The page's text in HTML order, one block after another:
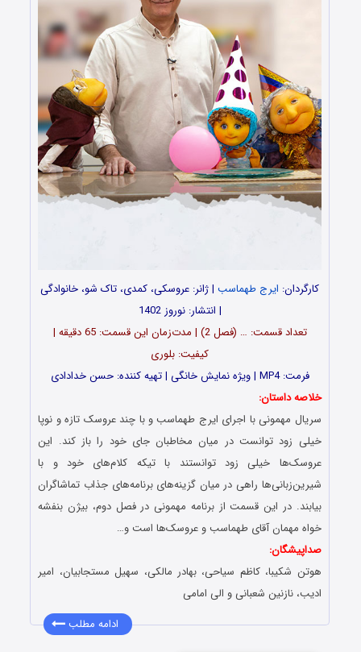
کارگردان: ایرج طهماسب | ژانر: عروسکی، کمدی، تاک شو، خانوادگی
| انتشار: نوروز 1402
تعداد قسمت: … (فصل 2) | مدت‌زمان این قسمت: 65 دقیقه |
کیفیت: بلوری
فرمت: MP4 | ویژه نمایش خانگی | تهیه کننده: حسن خدادادی
خلاصه داستان:
سریال مهمونی با اجرای ایرج طهماسب و با چند عروسک تازه و نوپا
خیلی زود توانست در میان مخاطبان جای خود را باز کند. این
عروسک‌ها خیلی زود توانستند با تیکه کلام‌های خود و با
شیرین‌زبانی‌ها راهی در میان گزینه‌های برنامه‌های جذاب تماشاگران
بیابند. در این قسمت از برنامه مهمونی در فصل دوم، بیژن بنفشه
خواه مهمان آقای طهماسب و عروسک‌ها است و…
صداپیشگان:
هوتن شکیبا، کاظم سیاحى، بهادر مالکى، سهیل مستجابیان، امیر
ادیب، نازنین شعبانى و الی امامی
ادامه مطلب